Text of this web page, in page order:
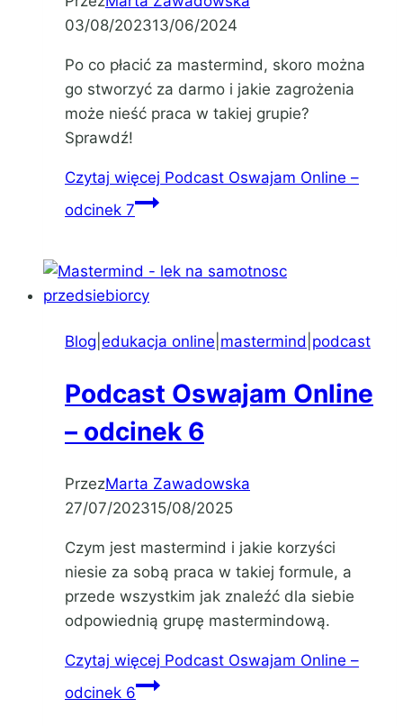
03/08/202313/06/2024
Po co płacić za mastermind, skoro można
go stworzyć za darmo i jakie zagrożenia
może nieść praca w takiej grupie?
Sprawdź!
Czytaj więcej Podcast Oswajam Online –
odcinek 7
Blog edukacja online mastermind podcast
Podcast Oswajam Online
– odcinek 6
PrzezMarta Zawadowska
27/07/202315/08/2025
Czym jest mastermind i jakie korzyści
niesie za sobą praca w takiej formule, a
przede wszystkim jak znaleźć dla siebie
odpowiednią grupę mastermindową.
Czytaj więcej Podcast Oswajam Online –
odcinek 6